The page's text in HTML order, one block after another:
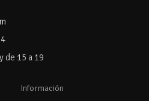
de 15 a 19
Información